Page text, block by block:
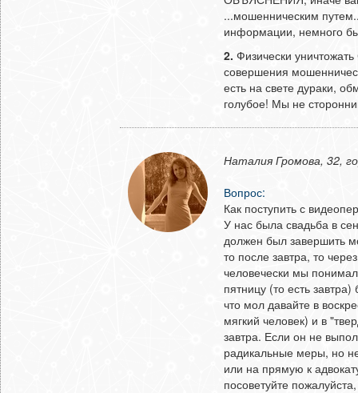
...мошенническим
информации, немного
2. Физически
совершения
есть на свете дураки,
голубое! Мы не
Наталия Громова, 32,
Вопрос:
Как поступить с
У нас была свадьба в
должен был завершить
то после завтра, то
человечески мы
пятницу (то есть
что мол давайте в
мягкий человек) и в
завтра. Если он не
радикальные меры, но
или на прямую к
посоветуйте